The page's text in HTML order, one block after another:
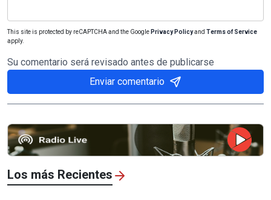
This site is protected by reCAPTCHA and the Google Privacy Policyand Terms of Service
apply.
Su comentario será revisado antes de publicarse
Enviar comentario
Los más Recientes